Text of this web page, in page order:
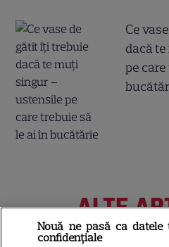
Ce
dacă
pe
ALTE
Nouă ne pasă ca datele
confidențiale